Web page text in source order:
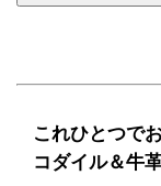
これひとつで
コダイル＆牛